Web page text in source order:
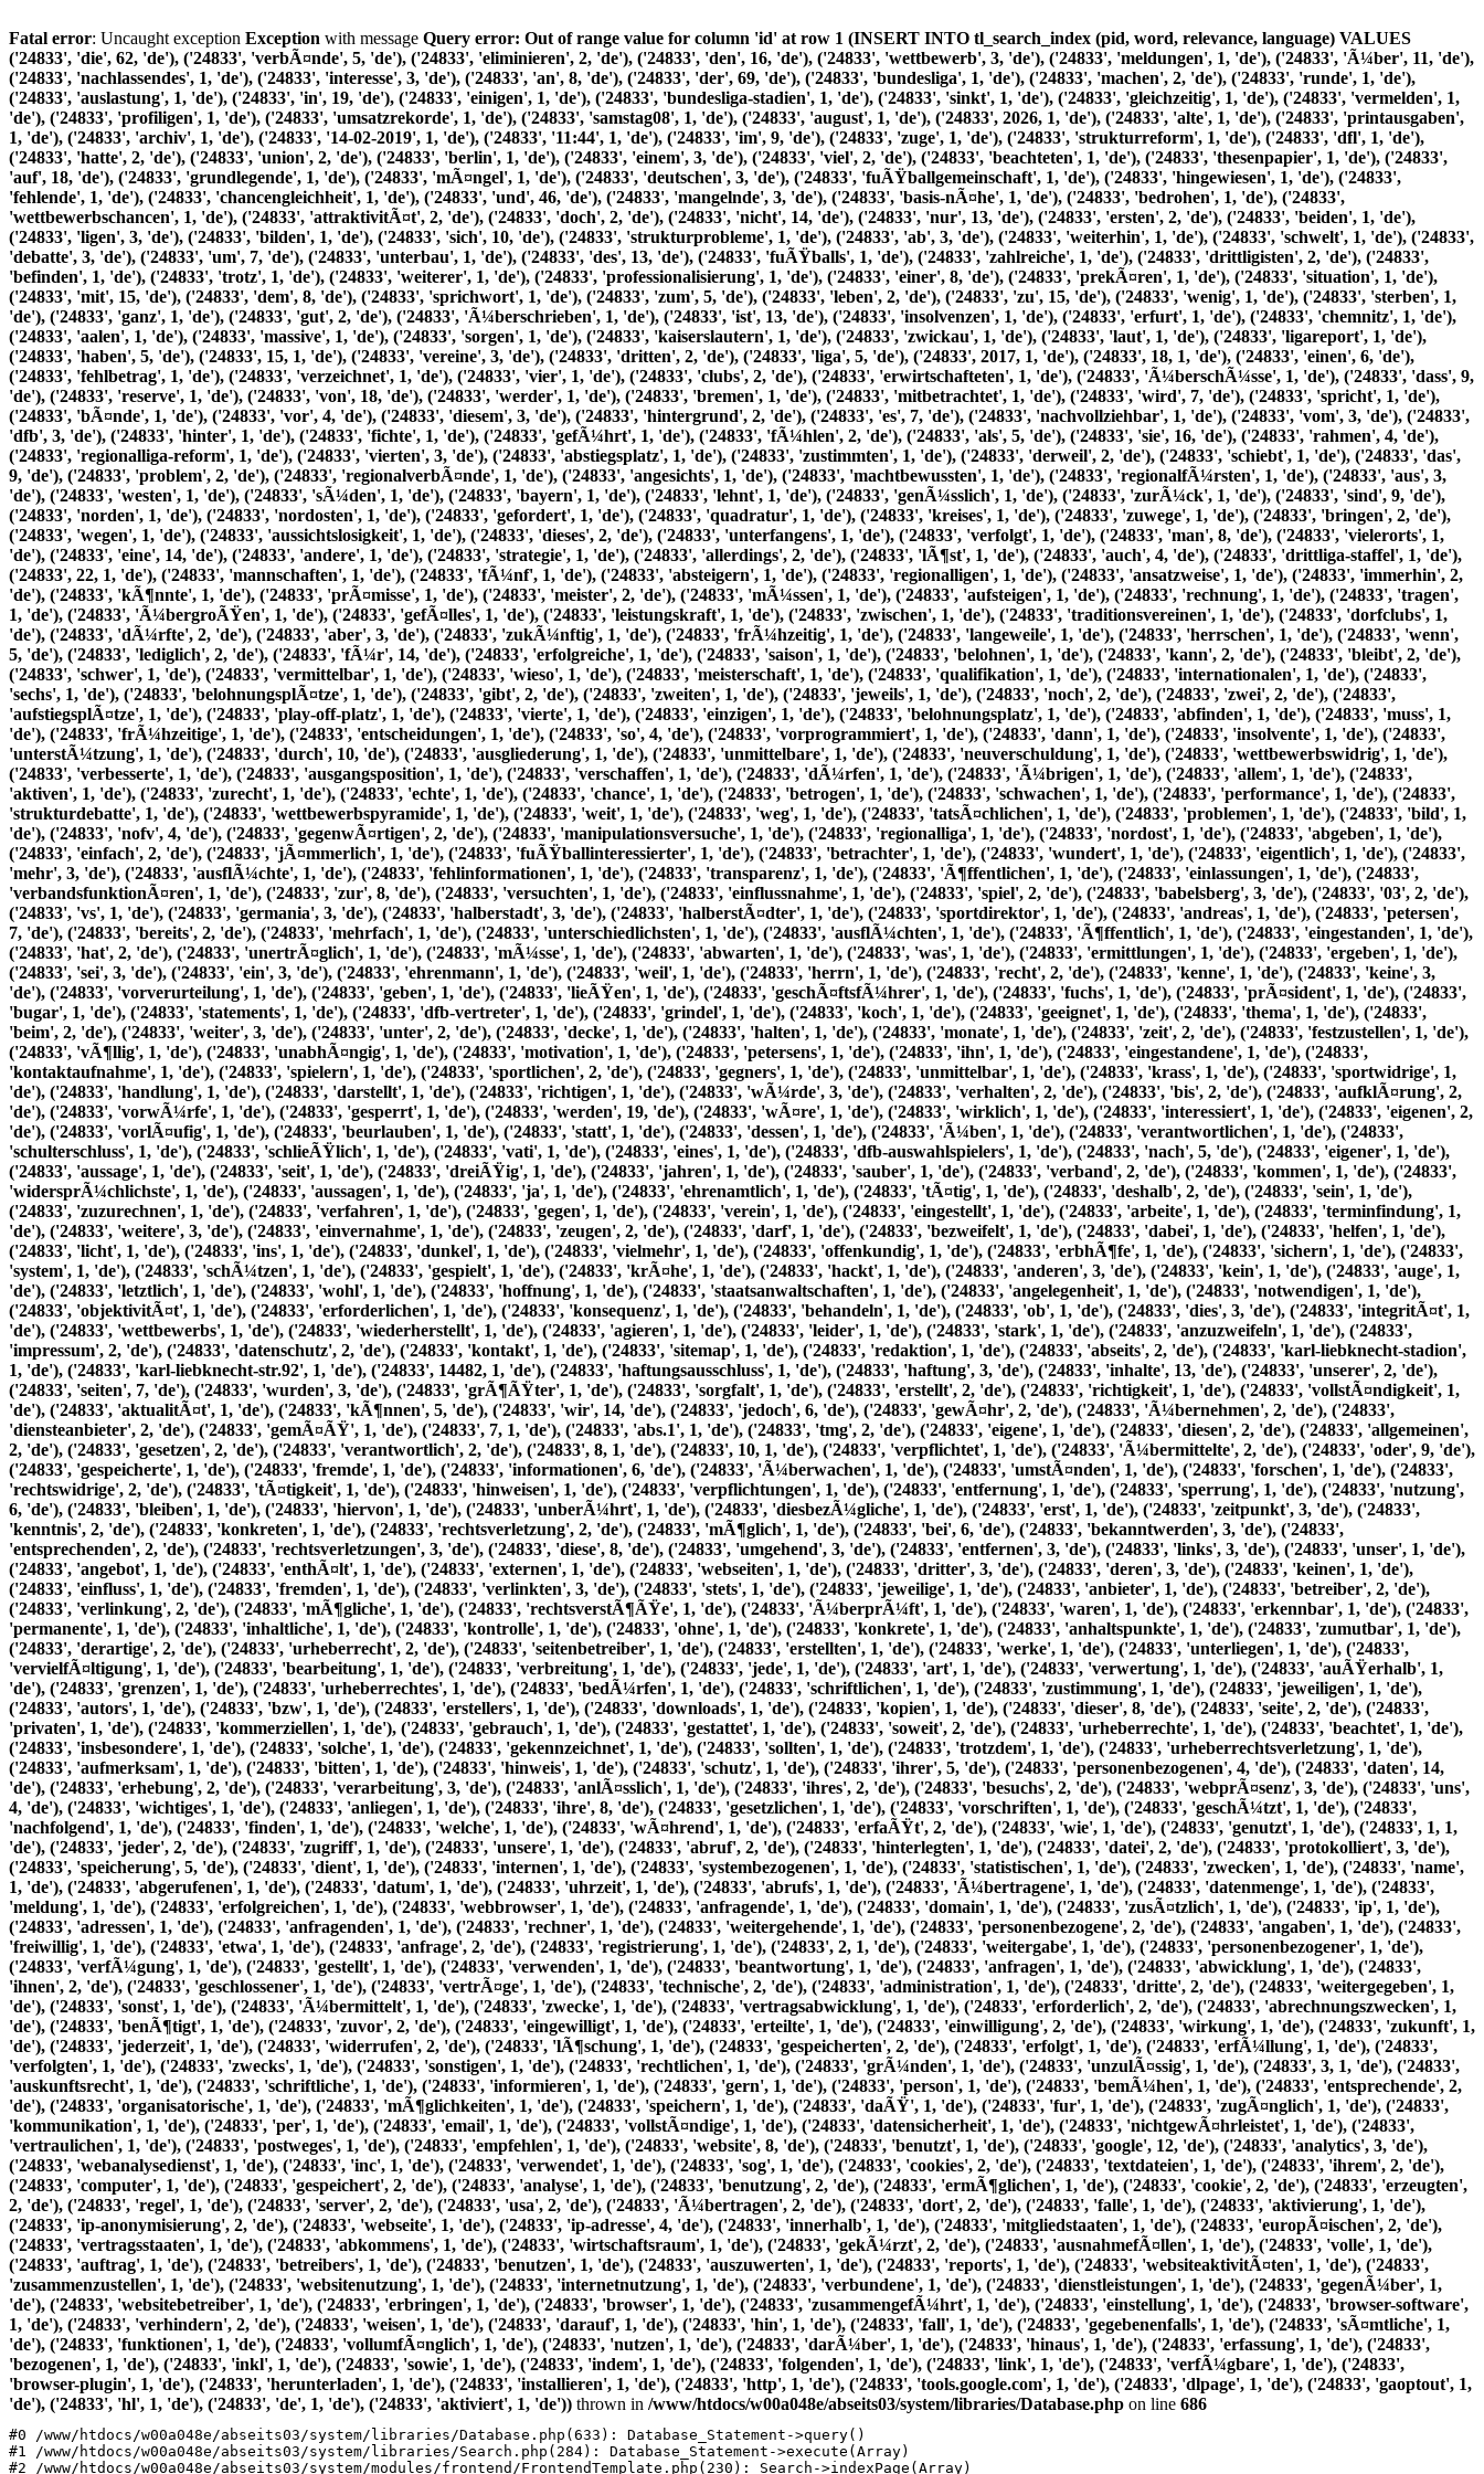
Fatal error: Uncaught exception Exception with message Query error: Out of range value for column 'id' at row 1 (INSERT INTO tl_search_index (pid, word, relevance, language) VALUES ('24833', 'die', 62, 'de'), ('24833', 'verbÃ¤nde', 5, 'de'), ('24833', 'eliminieren', 2, 'de'), ('24833', 'den', 16, 'de'), ('24833', 'wettbewerb', 3, 'de'), ('24833', 'meldungen', 1, 'de'), ('24833', 'Ã¼ber', 11, 'de'), ('24833', 'nachlassendes', 1, 'de'), ('24833', 'interesse', 3, 'de'), ('24833', 'an', 8, 'de'), ('24833', 'der', 69, 'de'), ('24833', 'bundesliga', 1, 'de'), ('24833', 'machen', 2, 'de'), ('24833', 'runde', 1, 'de'), ('24833', 'auslastung', 1, 'de'), ('24833', 'in', 19, 'de'), ('24833', 'einigen', 1, 'de'), ('24833', 'bundesliga-stadien', 1, 'de'), ('24833', 'sinkt', 1, 'de'), ('24833', 'gleichzeitig', 1, 'de'), ('24833', 'vermelden', 1, 'de'), ('24833', 'profiligen', 1, 'de'), ('24833', 'umsatzrekorde', 1, 'de'), ('24833', 'samstag08', 1, 'de'), ('24833', 'august', 1, 'de'), ('24833', 2026, 1, 'de'), ('24833', 'alte', 1, 'de'), ('24833', 'printausgaben', 1, 'de'), ('24833', 'archiv', 1, 'de'), ('24833', '14-02-2019', 1, 'de'), ('24833', '11:44', 1, 'de'), ('24833', 'im', 9, 'de'), ('24833', 'zuge', 1, 'de'), ('24833', 'strukturreform', 1, 'de'), ('24833', 'dfl', 1, 'de'), ('24833', 'hatte', 2, 'de'), ('24833', 'union', 2, 'de'), ('24833', 'berlin', 1, 'de'), ('24833', 'einem', 3, 'de'), ('24833', 'viel', 2, 'de'), ('24833', 'beachteten', 1, 'de'), ('24833', 'thesenpapier', 1, 'de'), ('24833', 'auf', 18, 'de'), ('24833', 'grundlegende', 1, 'de'), ('24833', 'mÃ¤ngel', 1, 'de'), ('24833', 'deutschen', 3, 'de'), ('24833', 'fuÃŸballgemeinschaft', 1, 'de'), ('24833', 'hingewiesen', 1, 'de'), ('24833', 'fehlende', 1, 'de'), ('24833', 'chancengleichheit', 1, 'de'), ('24833', 'und', 46, 'de'), ('24833', 'mangelnde', 3, 'de'), ('24833', 'basis-nÃ¤he', 1, 'de'), ('24833', 'bedrohen', 1, 'de'), ('24833', 'wettbewerbschancen', 1, 'de'), ('24833', 'attraktivitÃ¤t', 2, 'de'), ('24833', 'doch', 2, 'de'), ('24833', 'nicht', 14, 'de'), ('24833', 'nur', 13, 'de'), ('24833', 'ersten', 2, 'de'), ('24833', 'beiden', 1, 'de'), ('24833', 'ligen', 3, 'de'), ('24833', 'bilden', 1, 'de'), ('24833', 'sich', 10, 'de'), ('24833', 'strukturprobleme', 1, 'de'), ('24833', 'ab', 3, 'de'), ('24833', 'weiterhin', 1, 'de'), ('24833', 'schwelt', 1, 'de'), ('24833', 'debatte', 3, 'de'), ('24833', 'um', 7, 'de'), ('24833', 'unterbau', 1, 'de'), ('24833', 'des', 13, 'de'), ('24833', 'fuÃŸballs', 1, 'de'), ('24833', 'zahlreiche', 1, 'de'), ('24833', 'drittligisten', 2, 'de'), ('24833', 'befinden', 1, 'de'), ('24833', 'trotz', 1, 'de'), ('24833', 'weiterer', 1, 'de'), ('24833', 'professionalisierung', 1, 'de'), ('24833', 'einer', 8, 'de'), ('24833', 'prekÃ¤ren', 1, 'de'), ('24833', 'situation', 1, 'de'), ('24833', 'mit', 15, 'de'), ('24833', 'dem', 8, 'de'), ('24833', 'sprichwort', 1, 'de'), ('24833', 'zum', 5, 'de'), ('24833', 'leben', 2, 'de'), ('24833', 'zu', 15, 'de'), ('24833', 'wenig', 1, 'de'), ('24833', 'sterben', 1, 'de'), ('24833', 'ganz', 1, 'de'), ('24833', 'gut', 2, 'de'), ('24833', 'Ã¼berschrieben', 1, 'de'), ('24833', 'ist', 13, 'de'), ('24833', 'insolvenzen', 1, 'de'), ('24833', 'erfurt', 1, 'de'), ('24833', 'chemnitz', 1, 'de'), ('24833', 'aalen', 1, 'de'), ('24833', 'massive', 1, 'de'), ('24833', 'sorgen', 1, 'de'), ('24833', 'kaiserslautern', 1, 'de'), ('24833', 'zwickau', 1, 'de'), ('24833', 'laut', 1, 'de'), ('24833', 'ligareport', 1, 'de'), ('24833', 'haben', 5, 'de'), ('24833', 15, 1, 'de'), ('24833', 'vereine', 3, 'de'), ('24833', 'dritten', 2, 'de'), ('24833', 'liga', 5, 'de'), ('24833', 2017, 1, 'de'), ('24833', 18, 1, 'de'), ('24833', 'einen', 6, 'de'), ('24833', 'fehlbetrag', 1, 'de'), ('24833', 'verzeichnet', 1, 'de'), ('24833', 'vier', 1, 'de'), ('24833', 'clubs', 2, 'de'), ('24833', 'erwirtschafteten', 1, 'de'), ('24833', 'Ã¼berschÃ¼sse', 1, 'de'), ('24833', 'dass', 9, 'de'), ('24833', 'reserve', 1, 'de'), ('24833', 'von', 18, 'de'), ('24833', 'werder', 1, 'de'), ('24833', 'bremen', 1, 'de'), ('24833', 'mitbetrachtet', 1, 'de'), ('24833', 'wird', 7, 'de'), ('24833', 'spricht', 1, 'de'), ('24833', 'bÃ¤nde', 1, 'de'), ('24833', 'vor', 4, 'de'), ('24833', 'diesem', 3, 'de'), ('24833', 'hintergrund', 2, 'de'), ('24833', 'es', 7, 'de'), ('24833', 'nachvollziehbar', 1, 'de'), ('24833', 'vom', 3, 'de'), ('24833', 'dfb', 3, 'de'), ('24833', 'hinter', 1, 'de'), ('24833', 'fichte', 1, 'de'), ('24833', 'gefÃ¼hrt', 1, 'de'), ('24833', 'fÃ¼hlen', 2, 'de'), ('24833', 'als', 5, 'de'), ('24833', 'sie', 16, 'de'), ('24833', 'rahmen', 4, 'de'), ('24833', 'regionalliga-reform', 1, 'de'), ('24833', 'vierten', 3, 'de'), ('24833', 'abstiegsplatz', 1, 'de'), ('24833', 'zustimmten', 1, 'de'), ('24833', 'derweil', 2, 'de'), ('24833', 'schiebt', 1, 'de'), ('24833', 'das', 9, 'de'), ('24833', 'problem', 2, 'de'), ('24833', 'regionalverbÃ¤nde', 1, 'de'), ('24833', 'angesichts', 1, 'de'), ('24833', 'machtbewussten', 1, 'de'), ('24833', 'regionalfÃ¼rsten', 1, 'de'), ('24833', 'aus', 3, 'de'), ('24833', 'westen', 1, 'de'), ('24833', 'sÃ¼den', 1, 'de'), ('24833', 'bayern', 1, 'de'), ('24833', 'lehnt', 1, 'de'), ('24833', 'genÃ¼sslich', 1, 'de'), ('24833', 'zurÃ¼ck', 1, 'de'), ('24833', 'sind', 9, 'de'), ('24833', 'norden', 1, 'de'), ('24833', 'nordosten', 1, 'de'), ('24833', 'gefordert', 1, 'de'), ('24833', 'quadratur', 1, 'de'), ('24833', 'kreises', 1, 'de'), ('24833', 'zuwege', 1, 'de'), ('24833', 'bringen', 2, 'de'), ('24833', 'wegen', 1, 'de'), ('24833', 'aussichtslosigkeit', 1, 'de'), ('24833', 'dieses', 2, 'de'), ('24833', 'unterfangens', 1, 'de'), ('24833', 'verfolgt', 1, 'de'), ('24833', 'man', 8, 'de'), ('24833', 'vielerorts', 1, 'de'), ('24833', 'eine', 14, 'de'), ('24833', 'andere', 1, 'de'), ('24833', 'strategie', 1, 'de'), ('24833', 'allerdings', 2, 'de'), ('24833', 'lÃ¶st', 1, 'de'), ('24833', 'auch', 4, 'de'), ('24833', 'drittliga-staffel', 1, 'de'), ('24833', 22, 1, 'de'), ('24833', 'mannschaften', 1, 'de'), ('24833', 'fÃ¼nf', 1, 'de'), ('24833', 'absteigern', 1, 'de'), ('24833', 'regionalligen', 1, 'de'), ('24833', 'ansatzweise', 1, 'de'), ('24833', 'immerhin', 2, 'de'), ('24833', 'kÃ¶nnte', 1, 'de'), ('24833', 'prÃ¤misse', 1, 'de'), ('24833', 'meister', 2, 'de'), ('24833', 'mÃ¼ssen', 1, 'de'), ('24833', 'aufsteigen', 1, 'de'), ('24833', 'rechnung', 1, 'de'), ('24833', 'tragen', 1, 'de'), ('24833', 'Ã¼bergroÃŸen', 1, 'de'), ('24833', 'gefÃ¤lles', 1, 'de'), ('24833', 'leistungskraft', 1, 'de'), ('24833', 'zwischen', 1, 'de'), ('24833', 'traditionsvereinen', 1, 'de'), ('24833', 'dorfclubs', 1, 'de'), ('24833', 'dÃ¼rfte', 2, 'de'), ('24833', 'aber', 3, 'de'), ('24833', 'zukÃ¼nftig', 1, 'de'), ('24833', 'frÃ¼hzeitig', 1, 'de'), ('24833', 'langeweile', 1, 'de'), ('24833', 'herrschen', 1, 'de'), ('24833', 'wenn', 5, 'de'), ('24833', 'lediglich', 2, 'de'), ('24833', 'fÃ¼r', 14, 'de'), ('24833', 'erfolgreiche', 1, 'de'), ('24833', 'saison', 1, 'de'), ('24833', 'belohnen', 1, 'de'), ('24833', 'kann', 2, 'de'), ('24833', 'bleibt', 2, 'de'), ('24833', 'schwer', 1, 'de'), ('24833', 'vermittelbar', 1, 'de'), ('24833', 'wieso', 1, 'de'), ('24833', 'meisterschaft', 1, 'de'), ('24833', 'qualifikation', 1, 'de'), ('24833', 'internationalen', 1, 'de'), ('24833', 'sechs', 1, 'de'), ('24833', 'belohnungsplÃ¤tze', 1, 'de'), ('24833', 'gibt', 2, 'de'), ('24833', 'zweiten', 1, 'de'), ('24833', 'jeweils', 1, 'de'), ('24833', 'noch', 2, 'de'), ('24833', 'zwei', 2, 'de'), ('24833', 'aufstiegsplÃ¤tze', 1, 'de'), ('24833', 'play-off-platz', 1, 'de'), ('24833', 'vierte', 1, 'de'), ('24833', 'einzigen', 1, 'de'), ('24833', 'belohnungsplatz', 1, 'de'), ('24833', 'abfinden', 1, 'de'), ('24833', 'muss', 1, 'de'), ('24833', 'frÃ¼hzeitige', 1, 'de'), ('24833', 'entscheidungen', 1, 'de'), ('24833', 'so', 4, 'de'), ('24833', 'vorprogrammiert', 1, 'de'), ('24833', 'dann', 1, 'de'), ('24833', 'insolvente', 1, 'de'), ('24833', 'unterstÃ¼tzung', 1, 'de'), ('24833', 'durch', 10, 'de'), ('24833', 'ausgliederung', 1, 'de'), ('24833', 'unmittelbare', 1, 'de'), ('24833', 'neuverschuldung', 1, 'de'), ('24833', 'wettbewerbswidrig', 1, 'de'), ('24833', 'verbesserte', 1, 'de'), ('24833', 'ausgangsposition', 1, 'de'), ('24833', 'verschaffen', 1, 'de'), ('24833', 'dÃ¼rfen', 1, 'de'), ('24833', 'Ã¼brigen', 1, 'de'), ('24833', 'allem', 1, 'de'), ('24833', 'aktiven', 1, 'de'), ('24833', 'zurecht', 1, 'de'), ('24833', 'echte', 1, 'de'), ('24833', 'chance', 1, 'de'), ('24833', 'betrogen', 1, 'de'), ('24833', 'schwachen', 1, 'de'), ('24833', 'performance', 1, 'de'), ('24833', 'strukturdebatte', 1, 'de'), ('24833', 'wettbewerbspyramide', 1, 'de'), ('24833', 'weit', 1, 'de'), ('24833', 'weg', 1, 'de'), ('24833', 'tatsÃ¤chlichen', 1, 'de'), ('24833', 'problemen', 1, 'de'), ('24833', 'bild', 1, 'de'), ('24833', 'nofv', 4, 'de'), ('24833', 'gegenwÃ¤rtigen', 2, 'de'), ('24833', 'manipulationsversuche', 1, 'de'), ('24833', 'regionalliga', 1, 'de'), ('24833', 'nordost', 1, 'de'), ('24833', 'abgeben', 1, 'de'), ('24833', 'einfach', 2, 'de'), ('24833', 'jÃ¤mmerlich', 1, 'de'), ('24833', 'fuÃŸballinteressierter', 1, 'de'), ('24833', 'betrachter', 1, 'de'), ('24833', 'wundert', 1, 'de'), ('24833', 'eigentlich', 1, 'de'), ('24833', 'mehr', 3, 'de'), ('24833', 'ausflÃ¼chte', 1, 'de'), ('24833', 'fehlinformationen', 1, 'de'), ('24833', 'transparenz', 1, 'de'), ('24833', 'Ã¶ffentlichen', 1, 'de'), ('24833', 'einlassungen', 1, 'de'), ('24833', 'verbandsfunktionÃ¤ren', 1, 'de'), ('24833', 'zur', 8, 'de'), ('24833', 'versuchten', 1, 'de'), ('24833', 'einflussnahme', 1, 'de'), ('24833', 'spiel', 2, 'de'), ('24833', 'babelsberg', 3, 'de'), ('24833', '03', 2, 'de'), ('24833', 'vs', 1, 'de'), ('24833', 'germania', 3, 'de'), ('24833', 'halberstadt', 3, 'de'), ('24833', 'halberstÃ¤dter', 1, 'de'), ('24833', 'sportdirektor', 1, 'de'), ('24833', 'andreas', 1, 'de'), ('24833', 'petersen', 7, 'de'), ('24833', 'bereits', 2, 'de'), ('24833', 'mehrfach', 1, 'de'), ('24833', 'unterschiedlichsten', 1, 'de'), ('24833', 'ausflÃ¼chten', 1, 'de'), ('24833', 'Ã¶ffentlich', 1, 'de'), ('2483
thrown in /www/htdocs/w00a048e/abseits03/system/libraries/Database.php on line 686
#0 /www/htdocs/w00a048e/abseits03/system/libraries/Database.php(633): Database_Statement->query()
#1 /www/htdocs/w00a048e/abseits03/system/libraries/Search.php(284): Database_Statement->execute(Array)
#2 /www/htdocs/w00a048e/abseits03/system/modules/frontend/FrontendTemplate.php(230): Search->indexPage(Array)